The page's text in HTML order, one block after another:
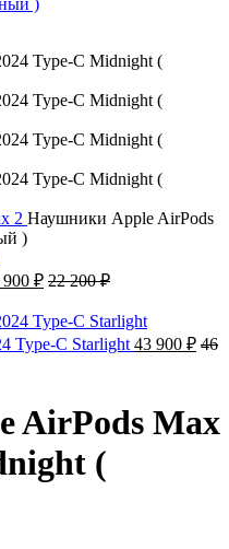
2 Наушники Apple AirPods
)
900 ₽ 22 200₽
Type-C Starlight 43 900 ₽ 46
AirPods Max
(